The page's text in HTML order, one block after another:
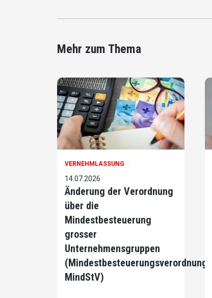
Mehr zum Thema
VERNEHMLASSUNG
14.07.2026
Änderung der Verordnung
über die
Mindestbesteuerung
grosser
Unternehmensgruppen
(Mindestbesteuerungsverordnung,
MindStV)